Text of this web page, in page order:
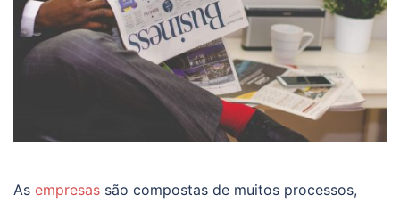
As empresas são compostas de muitos processos,